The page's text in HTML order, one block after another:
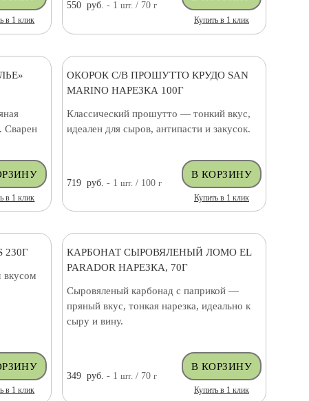
в 1 клик
550 руб. - 1шт. / 70г
Купить в 1 клик
Сварен
в 1 клик
ОКОРОК С/В ПРОШУТТО КРУДО SAN
MARINO НАРЕЗКА 100Г
Классический прошутто — тонкий вкус,
идеален для сыров, антипасти и закусок.
719 руб. - 1шт. / 100г
Купить в 1 клик
230Г
вкусом
в 1 клик
КАРБОНАТ СЫРОВЯЛЕНЫЙ ЛОМО EL
PARADOR НАРЕЗКА, 70Г
Сыровяленый карбонад с паприкой —
пряный вкус, тонкая нарезка, идеально к
сыру и вину.
349 руб. - 1шт. / 70г
Купить в 1 клик